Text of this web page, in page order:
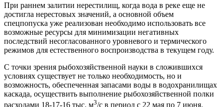
При раннем залитии нерестилищ, когда вода в реке еще не
достигла нерестовых значений, а основной объем
спецпопуска уже реализован необходимо использовать все
возможные ресурсы для минимизации негативных
последствий несогласованного уровневого и термического
режимов для естественного воспроизводства в текущем году.
С точки зрения рыбохозяйственной науки в сложившихся
условиях существует не только необходимость, но и
возможность, обеспеченная запасами воды в водохранилищах
каскада, осуществить выполнение рыбохозяйственной полки
расходами 18-17-16 тыс. м3/с в период с 22 мая по 7 июня.